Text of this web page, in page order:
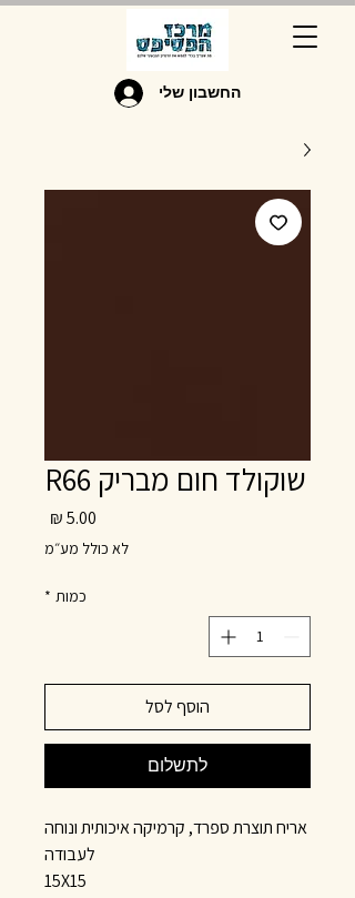
החשבון שלי
שוקולד חום מבריק R66
לא כולל מע״מ
כמות *
הוסף לסל
לתשלום
אריח תוצרת ספרד, קרמיקה איכותית ונוחה
לעבודה
15X15